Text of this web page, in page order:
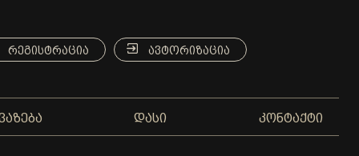
ᲠᲔᲒᲘᲡᲢᲠᲐᲪᲘᲐ ᲐᲕᲢᲝᲠᲘᲖᲐᲪᲘᲐ
ᲓᲐᲡᲘ ᲙᲝᲜᲢᲐᲥᲢᲘ